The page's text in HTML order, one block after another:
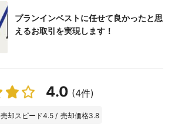
プランインベストに任せて良かったと思
えるお取引を実現します！
4.0 (4件)
売却スピード4.5 / 売却価格3.8